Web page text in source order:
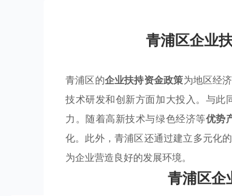
青浦区企业
青浦区的企业扶持资金政策为地区经
技术研发和创新方面加大投入。与此
力。随着高新技术与绿色经济等优势
化。此外，青浦区还通过建立多元化
为企业营造良好的发展环境。
青浦区企